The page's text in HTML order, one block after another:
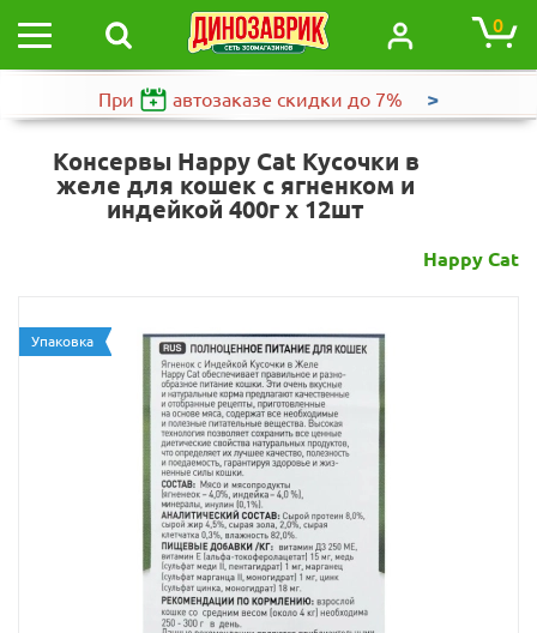
0
При автозаказе скидки до 7% >
Консервы Happy Cat Кусочки в
желе для кошек с ягненком и
индейкой 400г х 12шт
Happy Cat
Упаковка